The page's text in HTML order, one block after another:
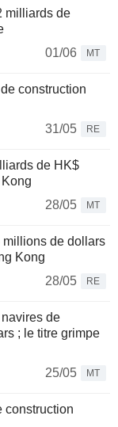
milliards de
01/06
MT
construction
31/05
RE
de HK$
28/05
MT
de dollars
Kong
28/05
RE
de
; le titre grimpe
25/05
MT
construction